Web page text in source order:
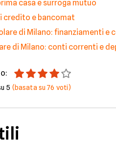
casa e surroga mutuo
credito e bancomat
di Milano: finanziamenti e
di Milano: conti correnti e
5 (basata su76 voti)